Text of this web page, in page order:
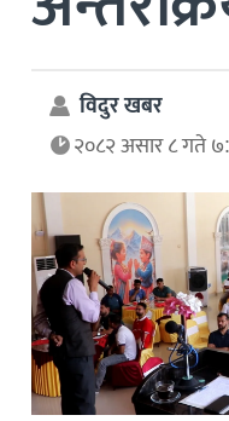
विदुर खबर
२०८२ असार ८ गते